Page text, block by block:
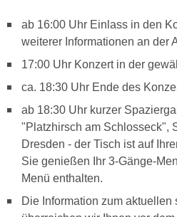
ab 16:00 Uhr Einlass in den
weiterer Informationen an der
17:00 Uhr Konzert in der
ca. 18:30 Uhr Ende des
ab 18:30 Uhr kurzer
"Platzhirsch am Schlosseck",
Dresden - der Tisch ist auf
Sie genießen Ihr 3-Gänge-
Menü enthalten.
Die Information zum aktuellen